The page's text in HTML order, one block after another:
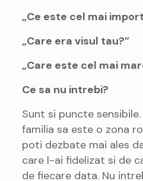
„Ce este cel mai
„Care era visul tau?”
„Care este cel mai
Ce sa nu intrebi?
Sunt si puncte
familia sa este o zona
poti dezbate mai ales
care l-ai fidelizat si de
de fiecare data. Nu